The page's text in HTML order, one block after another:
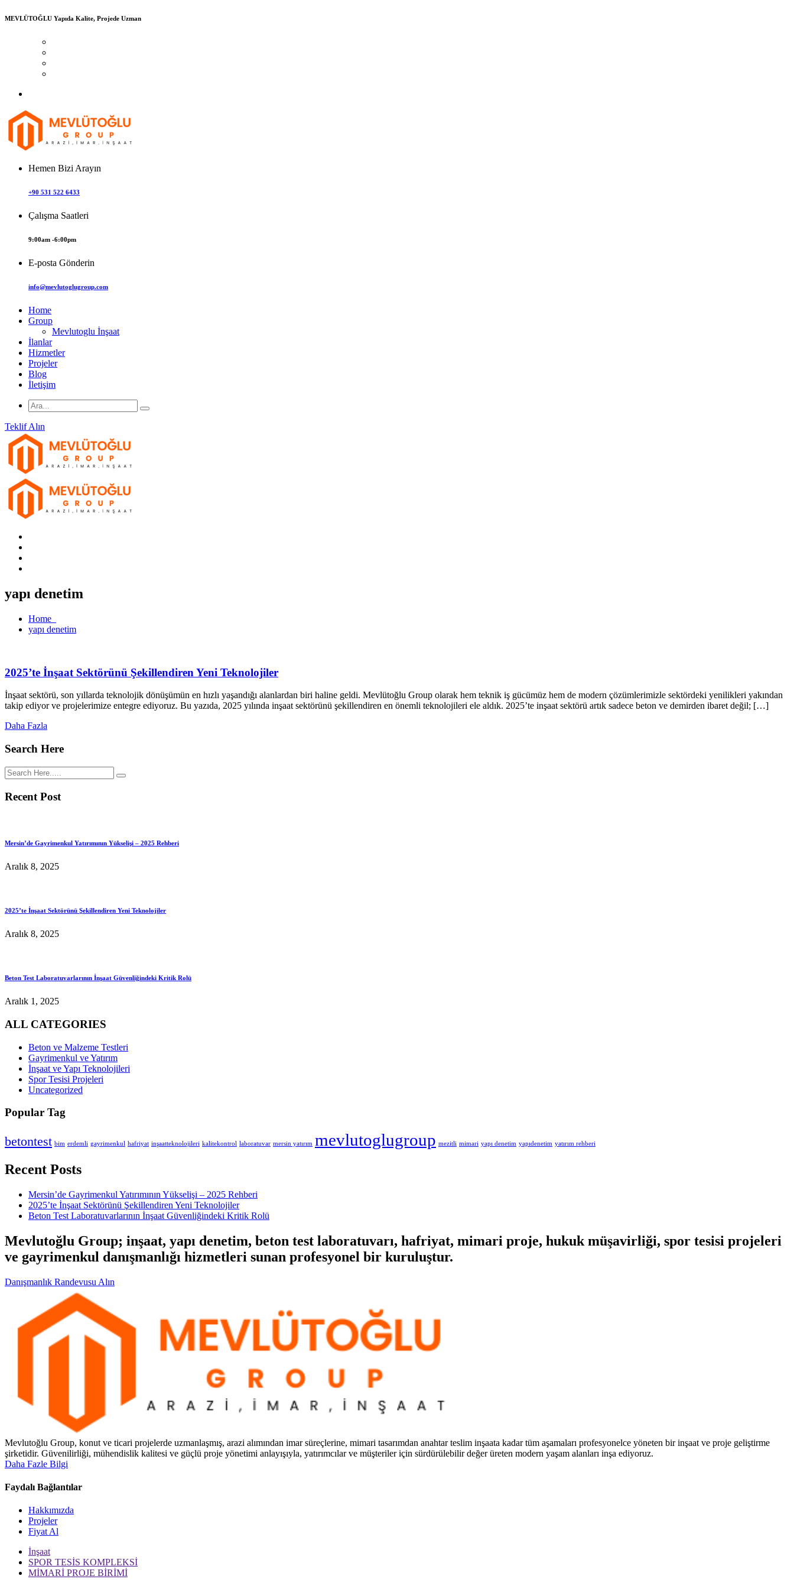
MEVLÜTOĞLU Yapıda Kalite, Projede Uzman
Hemen Bizi Arayın
+90 531 522 6433
Çalışma Saatleri
9:00am -6:00pm
E-posta Gönderin
info@mevlutoglugroup.com
Home
Group
Mevlutoglu İnşaat
İlanlar
Hizmetler
Projeler
Blog
İletişim
Teklif Alın
yapı denetim
Home
yapı denetim
2025’te İnşaat Sektörünü Şekillendiren Yeni Teknolojiler
İnşaat sektörü, son yıllarda teknolojik dönüşümün en hızlı yaşandığı alanlardan biri haline geldi. Mevlütoğlu Group olarak hem teknik iş gücümüz hem de modern çözümlerimizle sektördeki yenilikleri yakından
takip ediyor ve projelerimize entegre ediyoruz. Bu yazıda, 2025 yılında inşaat sektörünü şekillendiren en önemli teknolojileri ele aldık. 2025’te inşaat sektörü artık sadece beton ve demirden ibaret değil; […]
Daha Fazla
Search Here
Recent Post
Mersin’de Gayrimenkul Yatırımının Yükselişi – 2025 Rehberi
Aralık 8, 2025
2025’te İnşaat Sektörünü Şekillendiren Yeni Teknolojiler
Aralık 8, 2025
Beton Test Laboratuvarlarının İnşaat Güvenliğindeki Kritik Rolü
Aralık 1, 2025
ALL CATEGORIES
Beton ve Malzeme Testleri
Gayrimenkul ve Yatırım
İnşaat ve Yapı Teknolojileri
Spor Tesisi Projeleri
Uncategorized
Popular Tag
betontest bim erdemli gayrimenkul hafriyat inşaatteknolojileri kalitekontrol laboratuvar mersin yatırım mevlutoglugroup mezitli mimari yapı denetim yapıdenetim yatırım rehberi
Recent Posts
Mersin’de Gayrimenkul Yatırımının Yükselişi – 2025 Rehberi
2025’te İnşaat Sektörünü Şekillendiren Yeni Teknolojiler
Beton Test Laboratuvarlarının İnşaat Güvenliğindeki Kritik Rolü
Mevlutoğlu Group; inşaat, yapı denetim, beton test laboratuvarı, hafriyat, mimari proje, hukuk müşavirliği, spor tesisi projeleri
ve gayrimenkul danışmanlığı hizmetleri sunan profesyonel bir kuruluştur.
Danışmanlık Randevusu Alın
Mevlutoğlu Group, konut ve ticari projelerde uzmanlaşmış, arazi alımından imar süreçlerine, mimari tasarımdan anahtar teslim inşaata kadar tüm aşamaları profesyonelce yöneten bir inşaat ve proje geliştirme
şirketidir. Güvenilirliği, mühendislik kalitesi ve güçlü proje yönetimi anlayışıyla, yatırımcılar ve müşteriler için sürdürülebilir değer üreten modern yaşam alanları inşa ediyoruz.
Daha Fazle Bilgi
Faydalı Bağlantılar
Hakkımızda
Projeler
Fiyat Al
İnşaat
SPOR TESİS KOMPLEKSİ
MİMARİ PROJE BİRİMİ